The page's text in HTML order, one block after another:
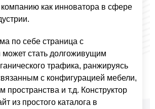
как инноватора в сфере
по себе страница с
может стать долгоживущим
трафика, ранжируясь
с конфигурацией мебели,
пространства и т.д. Конструктор
из простого каталога в